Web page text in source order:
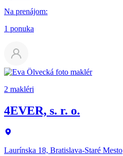
Na prenájom:
1 ponuka
2 makléri
4EVER, s. r. o.
Laurínska 18, Bratislava-Staré Mesto